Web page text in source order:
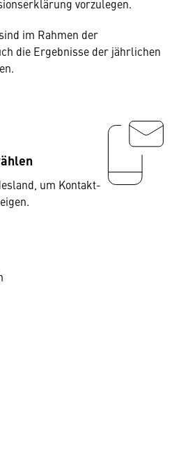
vorzulegen.
im Rahmen der
die Ergebnisse der jährlichen
um Kontakt-